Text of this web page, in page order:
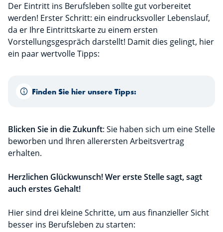
Der Eintritt ins Berufsleben sollte gut vorbereitet
werden! Erster Schritt: ein eindrucksvoller Lebenslauf,
da er Ihre Eintrittskarte zu einem ersten
Vorstellungsgespräch darstellt! Damit dies gelingt, hier
ein paar wertvolle Tipps:
Finden Sie hier unsere Tipps:
Blicken Sie in die Zukunft: Sie haben sich um eine Stelle
beworben und Ihren allerersten Arbeitsvertrag
erhalten.
Herzlichen Glückwunsch! Wer erste Stelle sagt, sagt
auch erstes Gehalt!
Hier sind drei kleine Schritte, um aus finanzieller Sicht
besser ins Berufsleben zu starten: